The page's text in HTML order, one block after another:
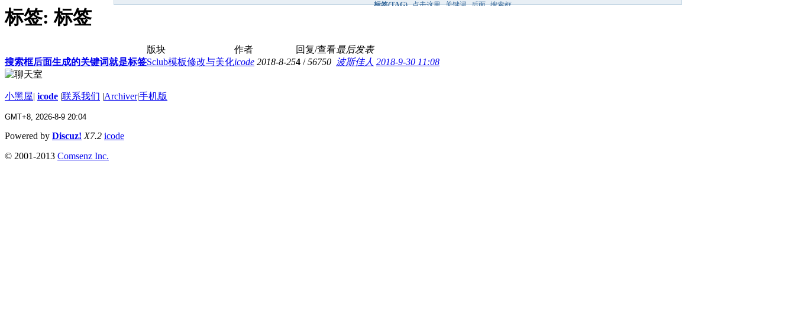
索
标签(TAG) 点击这里 关键词 后面 搜索框
标签: 标签
版块 作者 回复/查看最后发表
搜索框后面生成的关键词就是标签Sclub模板修改与美化icode 2018-8-254 /56750 波斯佳人 2018-9-30 11:08
小黑屋| icode |联系我们 |Archiver|手机版
GMT+8, 2026-8-9 20:04
Powered by Discuz! X7.2 icode
© 2001-2013 Comsenz Inc.